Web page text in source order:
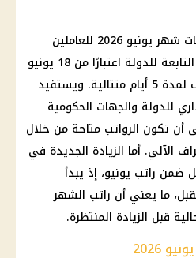
يونيو 2026
للعاملين
بالوزارات والهيئات والجهات التابعة للدولة اعتبارًا من 18 يونيو
الجاري، بعد قرار تبكير الصرف لمدة 5 أيام متتالية. ويستفيد
للدولة والجهات الحكومية
أن تكون الرواتب متاحة من خلال
الآلي. أما الزيادة الجديدة في
راتب يونيو، إذ يبدأ
ما يعني أن راتب الشهر
قبل الزيادة المنتظرة.
2026